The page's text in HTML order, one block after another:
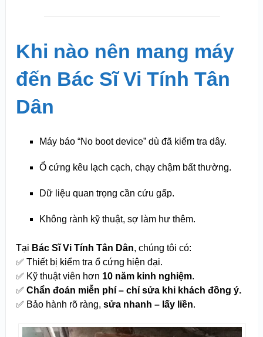
Khi nào nên mang máy
đến Bác Sĩ Vi Tính Tân
Dân
Máy báo “No boot device” dù đã kiểm tra dây.
Ổ cứng kêu lạch cạch, chạy chậm bất thường.
Dữ liệu quan trọng cần cứu gấp.
Không rành kỹ thuật, sợ làm hư thêm.
Tại Bác Sĩ Vi Tính Tân Dân, chúng tôi có:
✅ Thiết bị kiểm tra ổ cứng hiện đại.
✅ Kỹ thuật viên hơn 10 năm kinh nghiệm.
✅ Chẩn đoán miễn phí – chỉ sửa khi khách đồng ý.
✅ Bảo hành rõ ràng, sửa nhanh – lấy liền.